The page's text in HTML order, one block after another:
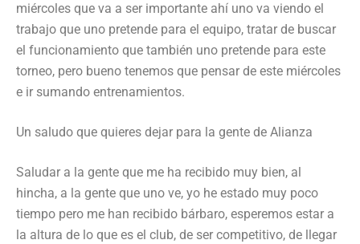
miércoles que va a ser importante ahí uno va viendo el
trabajo que uno pretende para el equipo, tratar de buscar
el funcionamiento que también uno pretende para este
torneo, pero bueno tenemos que pensar de este miércoles
e ir sumando entrenamientos.
Un saludo que quieres dejar para la gente de Alianza
Saludar a la gente que me ha recibido muy bien, al
hincha, a la gente que uno ve, yo he estado muy poco
tiempo pero me han recibido bárbaro, esperemos estar a
la altura de lo que es el club, de ser competitivo, de llegar